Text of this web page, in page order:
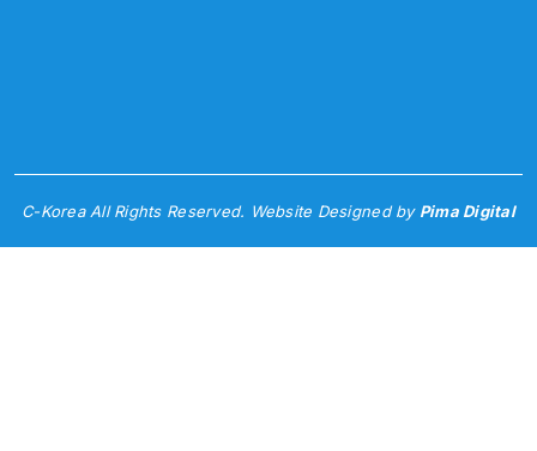
C-Korea All Rights Reserved. Website Designed by Pima Digital